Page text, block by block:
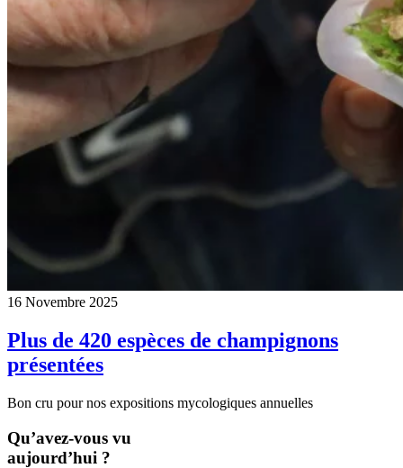
16 Novembre 2025
Plus de 420 espèces de champignons
présentées
Bon cru pour nos expositions mycologiques annuelles
Qu’avez-vous vu
aujourd’hui ?